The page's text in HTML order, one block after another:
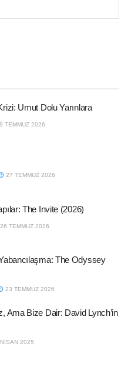
Umut Dolu Yarınlara
TEMMUZ 2026
27 TEMMUZ 2026
The Invite (2026)
26 TEMMUZ 2026
The Odyssey
23 TEMMUZ 2026
Ama Bize Dair: David Lynch’in
2025